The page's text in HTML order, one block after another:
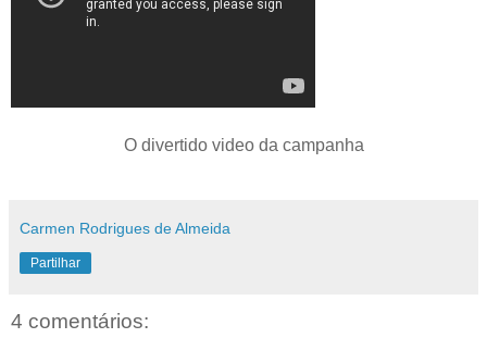
O divertido video da campanha
Carmen Rodrigues de Almeida
Partilhar
4 comentários: